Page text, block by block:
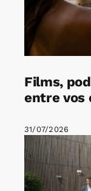
Films,
entre vos
31/07/2026